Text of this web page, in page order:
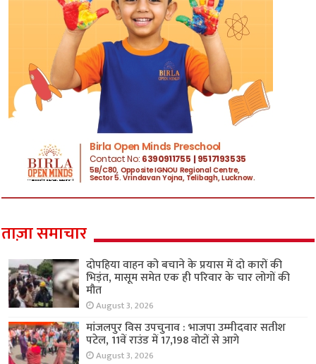
ताज़ा समाचार
दोपहिया वाहन को बचाने के प्रयास में दो कारों की
भिड़ंत, मासूम समेत एक ही परिवार के चार लोगों की
मौत
August 3, 2026
मांजलपुर विस उपचुनाव : भाजपा उम्मीदवार सतीश
पटेल, 11वें राउंड में 17,198 वोटों से आगे
August 3, 2026